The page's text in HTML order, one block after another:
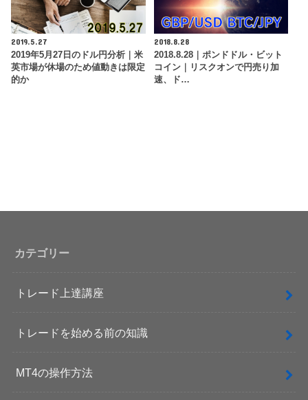
2019.5.27
2019年5月27日のドル円分析｜米
英市場が休場のため値動きは限定
的か
2018.8.28
2018.8.28｜ポンドドル・ビット
コイン｜リスクオンで円売り加
速、ド…
カテゴリー
トレード上達講座
トレードを始める前の知識
MT4の操作方法